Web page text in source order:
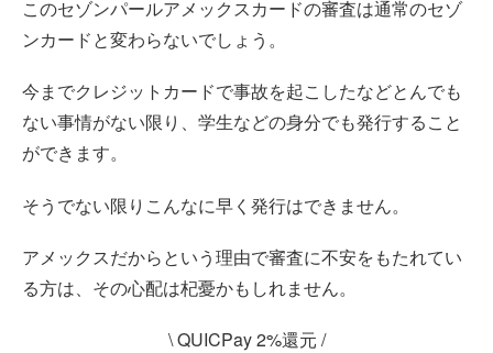
このセゾンパールアメックスカードの審査は通常のセゾ
ンカードと変わらないでしょう。
今までクレジットカードで事故を起こしたなどとんでも
ない事情がない限り、学生などの身分でも発行すること
ができます。
そうでない限りこんなに早く発行はできません。
アメックスだからという理由で審査に不安をもたれてい
る方は、その心配は杞憂かもしれません。
\ QUICPay 2%還元 /